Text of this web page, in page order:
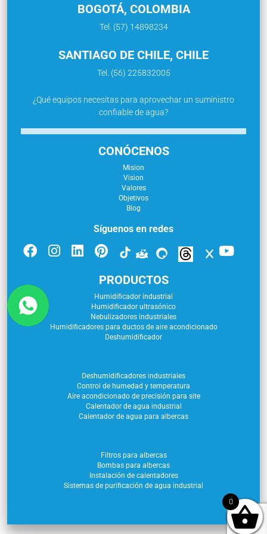
BOGOTÁ, COLOMBIA
Tel. (57) 14898234
SANTIAGO DE CHILE, CHILE
Tel. (56) 225832005
¿Qué equipos necesitas para aprovechar un suministro
confiable de agua?
CONÓCENOS
Mision
Vision
Valores
Objetivos
Blog
Síguenos en redes
PRODUCTOS
Humidificador industrial
Humidificador ultrasónico
Nebulizadores industriales
Humidificadores para ductos de aire acondicionado
Deshumidificador
Deshumidificadores industriales
Control de humedad y temperatura
Aire acondicionado de precisión para site
Calentador de agua industrial
Calentador de agua para albercas
Filtros para albercas
Bombas para albercas
Instalación de calentadores
Sistemas de purificación de agua industrial
0